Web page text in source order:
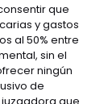
que
y gastos
al 50% entre
sin el
ningún
de